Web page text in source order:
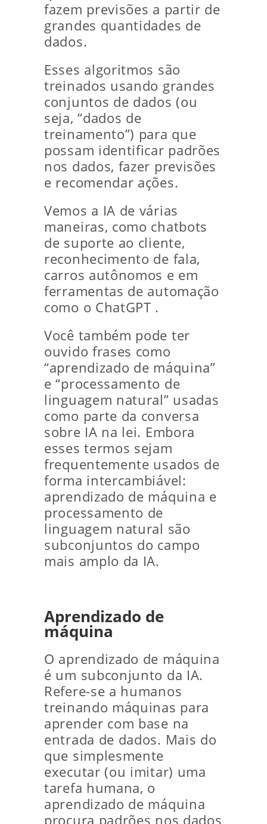
fazem previsões a partir de
grandes quantidades de
dados.
Esses algoritmos são
treinados usando grandes
conjuntos de dados (ou
seja, “dados de
treinamento”) para que
possam identificar padrões
nos dados, fazer previsões
e recomendar ações.
Vemos a IA de várias
maneiras, como chatbots
de suporte ao cliente,
reconhecimento de fala,
carros autônomos e em
ferramentas de automação
como o ChatGPT .
Você também pode ter
ouvido frases como
“aprendizado de máquina”
e “processamento de
linguagem natural” usadas
como parte da conversa
sobre IA na lei. Embora
esses termos sejam
frequentemente usados ​​de
forma intercambiável:
aprendizado de máquina e
processamento de
linguagem natural são
subconjuntos do campo
mais amplo da IA.
Aprendizado de
máquina
O aprendizado de máquina
é um subconjunto da IA.
Refere-se a humanos
treinando máquinas para
aprender com base na
entrada de dados. Mais do
que simplesmente
executar (ou imitar) uma
tarefa humana, o
aprendizado de máquina
procura padrões nos dados